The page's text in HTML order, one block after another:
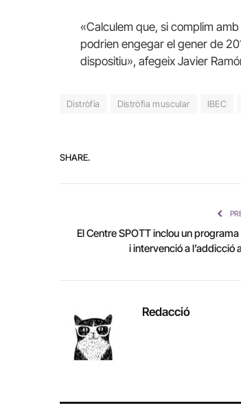
«Calculem que, si complim
podrien engegar el gener de
dispositiu», afegeix Javier
Distròfia Distròfia muscular IBEC
SHARE.
El Centre SPOTT inclou un
i intervenció a l’addicció
Redacció